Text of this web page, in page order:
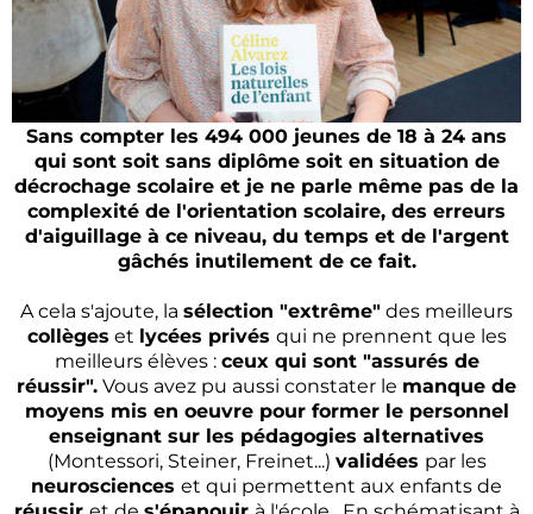
Sans compter les 494 000 jeunes de 18 à 24 ans
qui sont soit sans diplôme soit en situation de
décrochage scolaire et je ne parle même pas de la
complexité de l'orientation scolaire, des erreurs
d'aiguillage à ce niveau, du temps et de l'argent
gâchés inutilement de ce fait.
A cela s'ajoute, la sélection "extrême" des meilleurs
collèges et lycées privés qui ne prennent que les
meilleurs élèves : ceux qui sont "assurés de
réussir". Vous avez pu aussi constater le manque de
moyens mis en oeuvre pour former le personnel
enseignant sur les pédagogies alternatives
(Montessori, Steiner, Freinet...) validées par les
neurosciences et qui permettent aux enfants de